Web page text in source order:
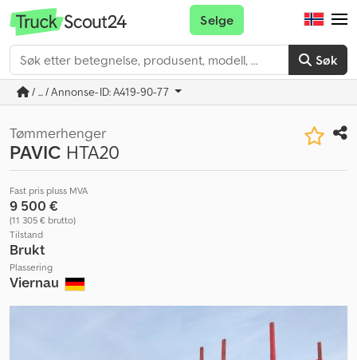
Søk
Selge
/ ... / Annonse-ID: A419-90-77
Tømmerhenger
PAVIC HTA20
Fast pris pluss MVA
9 500 €
(11 305 € brutto)
Tilstand
Brukt
Plassering
Viernau